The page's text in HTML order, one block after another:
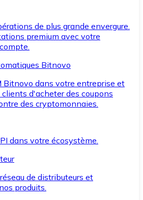
de plus grande envergure.
premium avec votre
Bitnovo
Bitnovo dans votre entreprise et
d'acheter des coupons
des cryptomonnaies.
dans votre écosystème.
de distributeurs et
produits.